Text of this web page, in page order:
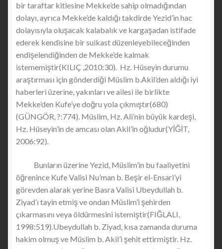
bir taraftar kitlesine Mekke’de sahip olmadığından
dolayı, ayrıca Mekke’de kaldığı takdirde Yezid’in hac
dolayısıyla oluşacak kalabalık ve kargaşadan istifade
ederek kendisine bir suikast düzenleyebileceğinden
endişelendiğinden de Mekke’de kalmak
istememiştir(KILIÇ ,2010:30). Hz. Hüseyin durumu
araştırması için gönderdiği Müslim b.Akil’den aldığı iyi
haberleri üzerine, yakınları ve ailesi ile birlikte
Mekke’den Kufe’ye doğru yola çıkmıştır(680)
(GÜNGÖR, ?:774). Müslim, Hz. Ali’nin büyük kardeşi,
Hz. Hüseyin’in de amcası olan Akil’in oğludur(YİĞİT,
2006:92).
Bunların üzerine Yezid, Müslim’in bu faaliyetini
öğrenince Kufe Valisi Nu’man b. Beşir el-Ensari’yi
görevden alarak yerine Basra Valisi Ubeydullah b.
Ziyad’ı tayin etmiş ve ondan Müslim’i şehirden
çıkarmasını veya öldürmesini istemiştir(FIĞLALI,
1998:519).Ubeydullah b. Ziyad, kısa zamanda duruma
hakim olmuş ve Müslim b. Akil’i şehit ettirmiştir. Hz.